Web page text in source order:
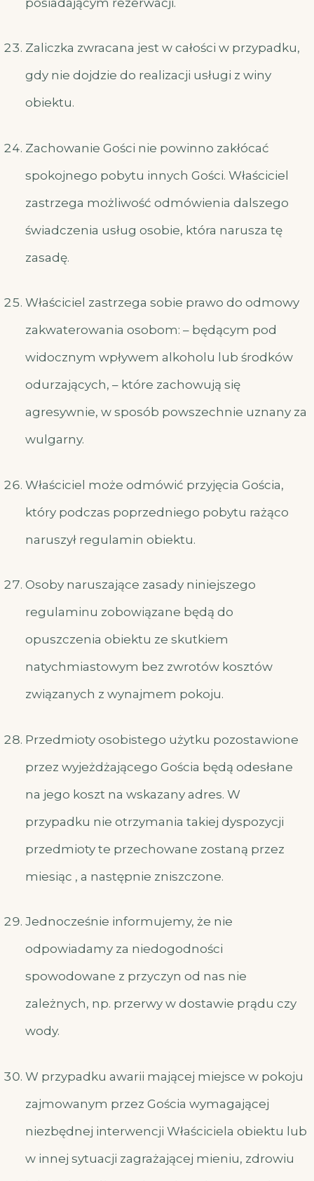
Zaliczka zwracana jest w całości w przypadku,
gdy nie dojdzie do realizacji usługi z winy
obiektu.
Zachowanie Gości nie powinno zakłócać
spokojnego pobytu innych Gości. Właściciel
zastrzega możliwość odmówienia dalszego
świadczenia usług osobie, która narusza tę
zasadę.
Właściciel zastrzega sobie prawo do odmowy
zakwaterowania osobom: – będącym pod
widocznym wpływem alkoholu lub środków
odurzających, – które zachowują się
agresywnie, w sposób powszechnie uznany za
wulgarny.
Właściciel może odmówić przyjęcia Gościa,
który podczas poprzedniego pobytu rażąco
naruszył regulamin obiektu.
Osoby naruszające zasady niniejszego
regulaminu zobowiązane będą do
opuszczenia obiektu ze skutkiem
natychmiastowym bez zwrotów kosztów
związanych z wynajmem pokoju.
Przedmioty osobistego użytku pozostawione
przez wyjeżdżającego Gościa będą odesłane
na jego koszt na wskazany adres. W
przypadku nie otrzymania takiej dyspozycji
przedmioty te przechowane zostaną przez
miesiąc , a następnie zniszczone.
Jednocześnie informujemy, że nie
odpowiadamy za niedogodności
spowodowane z przyczyn od nas nie
zależnych, np. przerwy w dostawie prądu czy
wody.
W przypadku awarii mającej miejsce w pokoju
zajmowanym przez Gościa wymagającej
niezbędnej interwencji Właściciela obiektu lub
w innej sytuacji zagrażającej mieniu, zdrowiu